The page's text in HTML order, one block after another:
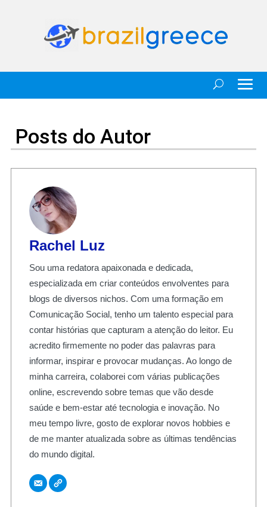
Posts do Autor
Rachel Luz
Sou uma redatora apaixonada e dedicada,
especializada em criar conteúdos envolventes para
blogs de diversos nichos. Com uma formação em
Comunicação Social, tenho um talento especial para
contar histórias que capturam a atenção do leitor. Eu
acredito firmemente no poder das palavras para
informar, inspirar e provocar mudanças. Ao longo de
minha carreira, colaborei com várias publicações
online, escrevendo sobre temas que vão desde
saúde e bem-estar até tecnologia e inovação. No
meu tempo livre, gosto de explorar novos hobbies e
de me manter atualizada sobre as últimas tendências
do mundo digital.